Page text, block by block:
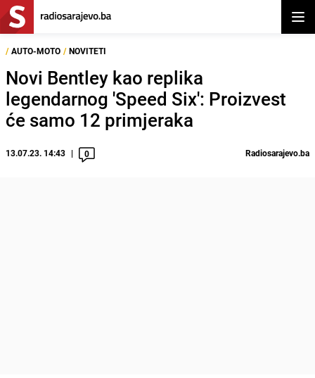
/ AUTO-MOTO / NOVITETI
Novi Bentley kao replika
legendarnog 'Speed Six': Proizvest
će samo 12 primjeraka
13.07.23. 14:43 0 Radiosarajevo.ba